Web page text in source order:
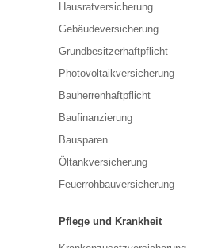
Hausratversicherung
Gebäudeversicherung
Grundbesitzerhaftpflicht
Photovoltaikversicherung
Bauherrenhaftpflicht
Baufinanzierung
Bausparen
Öltankversicherung
Feuerrohbauversicherung
Pflege und Krankheit